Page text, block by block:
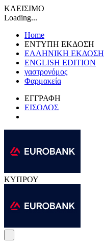
ΚΛΕΙΣΙΜΟ
Loading...
Home
ΕΝΤΥΠΗ ΕΚΔΟΣΗ
ΕΛΛΗΝΙΚΗ ΕΚΔΟΣΗ
ENGLISH EDITION
γαστρονόμος
Φαρμακεία
ΕΓΓΡΑΦΗ
ΕΙΣΟΔΟΣ
ΚΥΠΡΟΥ